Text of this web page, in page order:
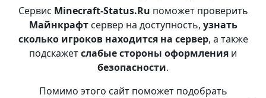
Сервис Minecraft-Status.Ru поможет проверить
Майнкрафтсервер на доступность, узнать
сколько игроков находится на сервер, а также
подскажетслабые стороны оформления и
безопасности.
Помимо этого сайт поможет подобрать